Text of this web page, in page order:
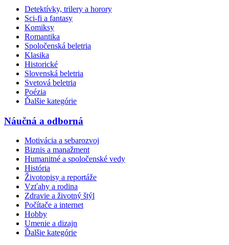
Detektívky, trilery a horory
Sci-fi a fantasy
Komiksy
Romantika
Spoločenská beletria
Klasika
Historické
Slovenská beletria
Svetová beletria
Poézia
Ďalšie kategórie
Náučná a odborná
Motivácia a sebarozvoj
Biznis a manažment
Humanitné a spoločenské vedy
História
Životopisy a reportáže
Vzťahy a rodina
Zdravie a životný štýl
Počítače a internet
Hobby
Umenie a dizajn
Ďalšie kategórie